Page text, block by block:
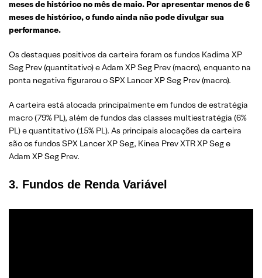
meses de histórico no mês de maio. Por apresentar menos de 6
meses de histórico, o fundo ainda não pode divulgar sua
performance.
Os destaques positivos da carteira foram os fundos Kadima XP
Seg Prev (quantitativo) e Adam XP Seg Prev (macro), enquanto na
ponta negativa figurarou o SPX Lancer XP Seg Prev (macro).
A carteira está alocada principalmente em fundos de estratégia
macro (79% PL), além de fundos das classes multiestratégia (6%
PL) e quantitativo (15% PL). As principais alocações da carteira
são os fundos SPX Lancer XP Seg, Kinea Prev XTR XP Seg e
Adam XP Seg Prev.
3. Fundos de Renda Variável